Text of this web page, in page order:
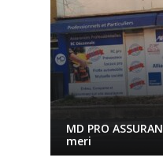
MD PRO
meri